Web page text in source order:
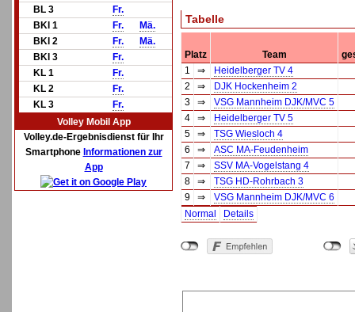
BL 3
Fr.
BKl 1
Fr.
Mä.
BKl 2
Fr.
Mä.
BKl 3
Fr.
KL 1
Fr.
KL 2
Fr.
KL 3
Fr.
Volley Mobil App
Volley.de-Ergebnisdienst für Ihr
Smartphone Informationen zur
App
Tabelle
Platz Team
1
⇒
Heidelberger TV 4
2
⇒
DJK Hockenheim 2
3
⇒
VSG Mannheim DJK/MVC 5
4
⇒
Heidelberger TV 5
5
⇒
TSG Wiesloch 4
6
⇒
ASC MA-Feudenheim
7
⇒
SSV MA-Vogelstang 4
8
⇒
TSG HD-Rohrbach 3
9
⇒
VSG Mannheim DJK/MVC 6
Normal
Details